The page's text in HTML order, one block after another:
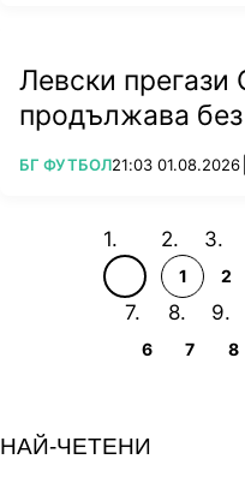
Левски прегази
продължава
ПОВЕЧЕ ОТ
БГ ФУТБОЛ21:03 01.08.2026
1 2
6 7 8
НАЙ-ЧЕТЕНИ